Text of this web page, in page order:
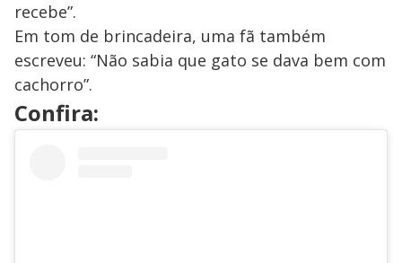
recebe”.
Em tom de brincadeira, uma fã também
escreveu: “Não sabia que gato se dava bem com
cachorro”.
Confira: